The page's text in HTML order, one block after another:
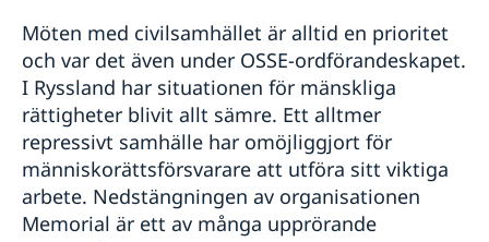
Möten med civilsamhället är alltid en prioritet
och var det även under OSSE-ordförandeskapet.
I Ryssland har situationen för mänskliga
rättigheter blivit allt sämre. Ett alltmer
repressivt samhälle har omöjliggjort för
människorättsförsvarare att utföra sitt viktiga
arbete. Nedstängningen av organisationen
Memorial är ett av många upprörande